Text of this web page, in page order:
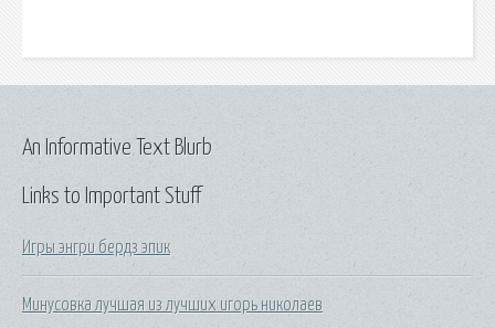
Links to Important Stuff
Игры энгри бердз эпик
Минусовка лучшая из лучших игорь николаев
An Informative Text Blurb